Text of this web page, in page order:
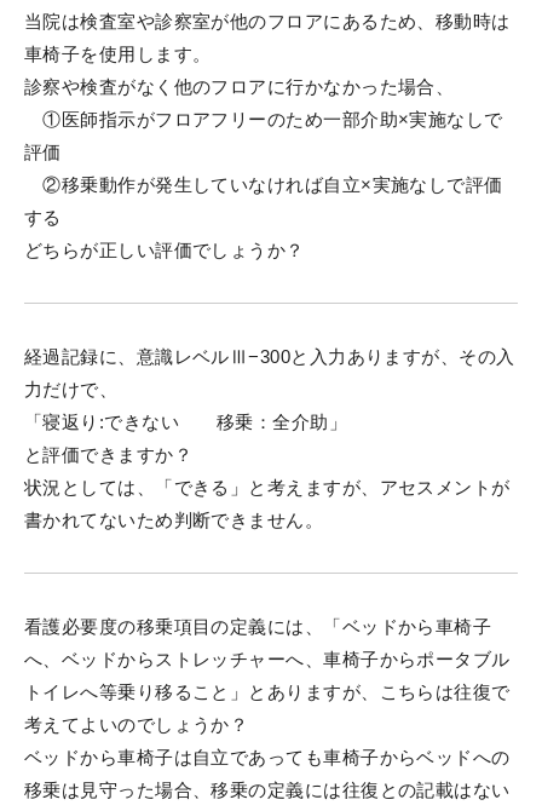
当院は検査室や診察室が他のフロアにあるため、移動時は
車椅子を使用します。
診察や検査がなく他のフロアに行かなかった場合、
①医師指示がフロアフリーのため一部介助×実施なしで
評価
②移乗動作が発生していなければ自立×実施なしで評価
する
どちらが正しい評価でしょうか？
経過記録に、意識レベルⅢ−300と入力ありますが、その入
力だけで、
「寝返り:できない 移乗：全介助」
と評価できますか？
状況としては、「できる」と考えますが、アセスメントが
書かれてないため判断できません。
看護必要度の移乗項目の定義には、「ベッドから車椅子
へ、ベッドからストレッチャーへ、車椅子からポータブル
トイレへ等乗り移ること」とありますが、こちらは往復で
考えてよいのでしょうか？
ベッドから車椅子は自立であっても車椅子からベッドへの
移乗は見守った場合、移乗の定義には往復との記載はない